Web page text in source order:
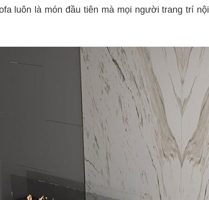
luôn là món đầu tiên mà mọi người trang trí